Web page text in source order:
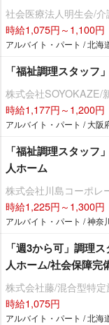
社会医療法人明生会/
時給1,075円～1,100円
アルバイト・パート / 北海
「福祉調理スタッフ
株式会社SOYOKAZE/
時給1,177円～1,200円
アルバイト・パート / 大阪
「福祉調理スタッフ
人ホーム
株式会社川島コーポレ
時給1,225円～1,300円
アルバイト・パート / 神奈
「週3から可」調理
人ホーム/社会保障完
株式会社藤/混合型特
時給1,075円
アルバイト・パート / 北海